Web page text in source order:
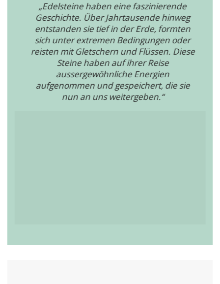
„Edelsteine haben eine faszinierende
Geschichte. Über Jahrtausende hinweg
entstanden sie tief in der Erde, formten
sich unter extremen Bedingungen oder
reisten mit Gletschern und Flüssen. Diese
Steine haben auf ihrer Reise
aussergewöhnliche Energien
aufgenommen und gespeichert, die sie
nun an uns weitergeben.“